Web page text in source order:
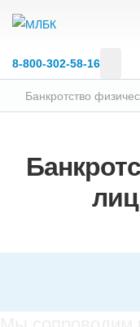
8‑800‑302‑58‑16
Банкротство